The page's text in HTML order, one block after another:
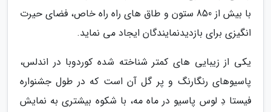
با بیش از 850 ستون و طاق های راه راه خاص، فضای حیرت
انگیزی برای بازدیدنمایندگان ایجاد می نماید.
یکی از زیبایی های کمتر شناخته شده کوردوبا در اندلس،
پاسیوهای رنگارنگ و پر گل آن است که در طول جشنواره
فیستا دِ لوس پاسیو در ماه مه، با شکوه بیشتری به نمایش